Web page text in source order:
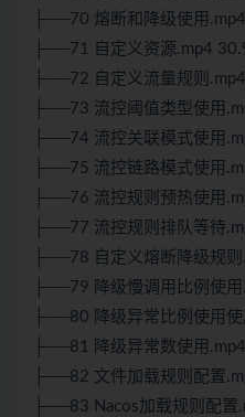
├──70 熔断和降级使用
├──71 自定义资源.mp4
├──72 自定义流量规则
├──73 流控阈值类型使用
├──74 流控关联模式使用
├──75 流控链路模式使用
├──76 流控规则预热使用
├──77 流控规则排队等待
├──78 自定义熔断降级规
├──79 降级慢调用比例使
├──80 降级异常比例使用
├──81 降级异常数使用
├──82 文件加载规则配置
├──83 Nacos加载规则配置